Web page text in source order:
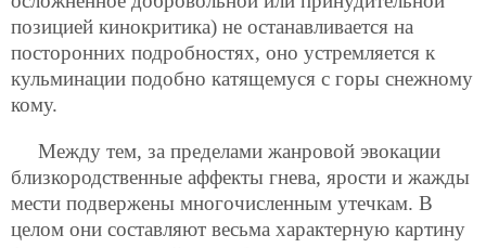
позицией кинокритика) не останавливается на
посторонних подробностях, оно устремляется к
кульминации подобно катящемуся с горы снежному
кому.
Между тем, за пределами жанровой эвокации
близкородственные аффекты гнева, ярости и жажды
мести подвержены многочисленным утечкам. В
целом они составляют весьма характерную картину